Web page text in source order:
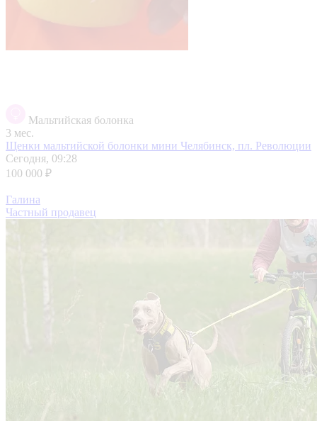
Мальтийская болонка
3 мес.
Щенки мальтийской болонки мини Челябинск, пл. Революции
Сегодня, 09:28
100 000 ₽
Галина
Частный продавец